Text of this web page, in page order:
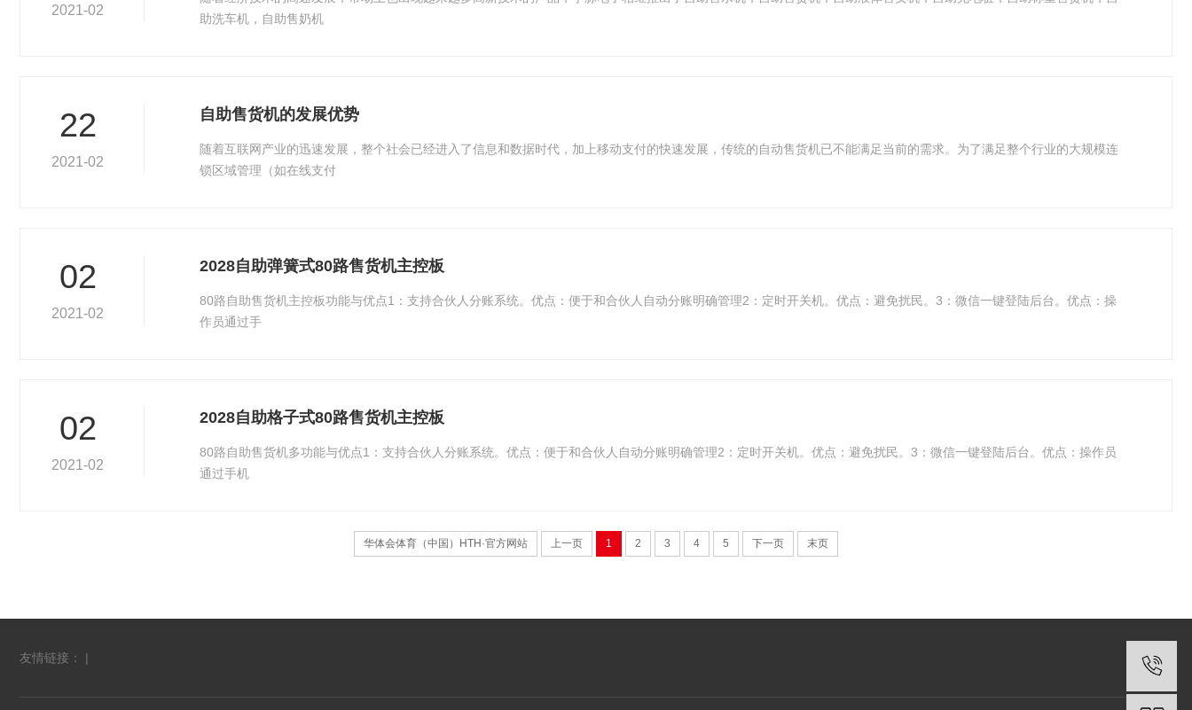
2021-02
助洗车机，自助售奶机
22
2021-02
自助售货机的发展优势
随着互联网产业的迅速发展，整个社会已经进入了信息和数据时代，加上移动支付的快速发展，传统的自动售货机已不能满足当前的需求。为了满足整个行业的大规模连
锁区域管理（如在线支付
02
2021-02
2028自助弹簧式80路售货机主控板
80路自助售货机主控板功能与优点1：支持合伙人分账系统。优点：便于和合伙人自动分账明确管理2：定时开关机。优点：避免扰民。3：微信一键登陆后台。优点：操
作员通过手
02
2021-02
2028自助格子式80路售货机主控板
80路自助售货机多功能与优点1：支持合伙人分账系统。优点：便于和合伙人自动分账明确管理2：定时开关机。优点：避免扰民。3：微信一键登陆后台。优点：操作员
通过手机
华体会体育（中国）HTH·官方网站 上一页 1 2 3 4 5 下一页 末页
友情链接： |